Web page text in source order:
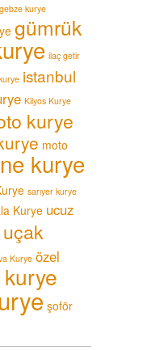
gebze kurye
gümrük
ilaç getir
istanbul
Kilyos Kurye
kurye
moto
kurye
sarıyer kurye
Kurye ucuz
uçak
Kurye özel
şoför